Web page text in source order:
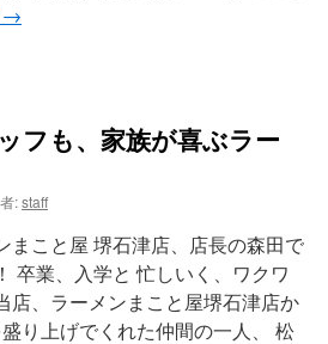
→
フも、家族が喜ぶラー
:staff
まこと屋 堺石津店、店長の森田で
卒業、入学と 忙しいく、ワクワ
店、ラーメンまこと屋堺石津店か
り上げでくれた仲間の一人、 松